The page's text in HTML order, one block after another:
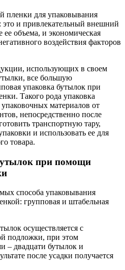
пленки для упаковывания
это и привлекательный внешний
объема, и экономическая
воздействия факторов
использующих в своем
все большую
упаковка бутылок при
Такого рода упаковка
упаковочных материалов от
непосредственно после
транспортную тару,
и использовать ее для
товара.
при помощи
способа упаковывания
групповая и штабельная
осуществляется с
подложки, при этом
– двадцати бутылок и
после усадки получается